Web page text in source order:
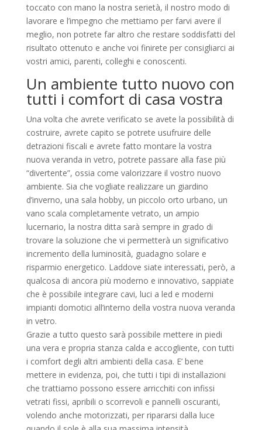
toccato con mano la nostra serietà, il nostro modo di
lavorare e l’impegno che mettiamo per farvi avere il
meglio, non potrete far altro che restare soddisfatti del
risultato ottenuto e anche voi finirete per consigliarci ai
vostri amici, parenti, colleghi e conoscenti.
Un ambiente tutto nuovo con
tutti i comfort di casa vostra
Una volta che avrete verificato se avete la possibilità di
costruire, avrete capito se potrete usufruire delle
detrazioni fiscali e avrete fatto montare la vostra
nuova veranda in vetro, potrete passare alla fase più
“divertente”, ossia come valorizzare il vostro nuovo
ambiente. Sia che vogliate realizzare un giardino
d’inverno, una sala hobby, un piccolo orto urbano, un
vano scala completamente vetrato, un ampio
lucernario, la nostra ditta sarà sempre in grado di
trovare la soluzione che vi permetterà un significativo
incremento della luminosità, guadagno solare e
risparmio energetico. Laddove siate interessati, però, a
qualcosa di ancora più moderno e innovativo, sappiate
che è possibile integrare cavi, luci a led e moderni
impianti domotici all’interno della vostra nuova veranda
in vetro.
Grazie a tutto questo sarà possibile mettere in piedi
una vera e propria stanza calda e accogliente, con tutti
i comfort degli altri ambienti della casa. E’ bene
mettere in evidenza, poi, che tutti i tipi di installazioni
che trattiamo possono essere arricchiti con infissi
vetrati fissi, apribili o scorrevoli e pannelli oscuranti,
volendo anche motorizzati, per ripararsi dalla luce